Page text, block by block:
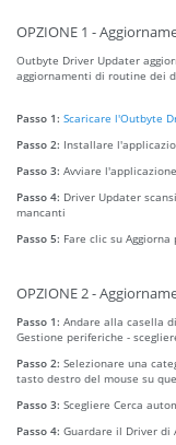
OPZIONE 1 -
Outbyte Driver Updater
aggiornamenti di routine dei
Passo 1: Scaricare l'Outbyte
Passo 2: Installare
Passo 3: Avviare l'applicazione
Passo 4: Driver Updater
mancanti
Passo 5: Fare clic su
OPZIONE 2 -
Passo 1: Andare alla casella
Gestione periferiche -
Passo 2: Selezionare una
tasto destro del mouse su
Passo 3: Scegliere Cerca
Passo 4: Guardare il Driver di